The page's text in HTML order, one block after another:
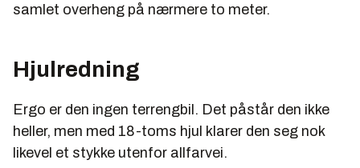
samlet overheng på nærmere to meter.
Hjulredning
Ergo er den ingen terrengbil. Det påstår den ikke
heller, men med 18-toms hjul klarer den seg nok
likevel et stykke utenfor allfarvei.